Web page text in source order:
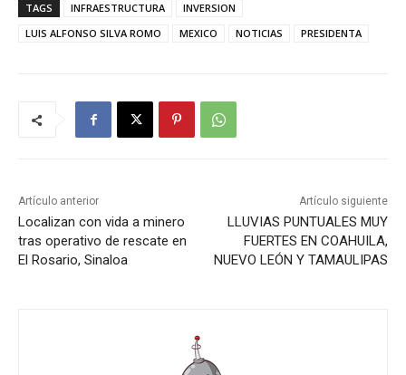
TAGS INFRAESTRUCTURA
INVERSION
LUIS ALFONSO SILVA ROMO
MEXICO NOTICIAS PRESIDENTA
Artículo anterior
Localizan con vida a minero
tras operativo de rescate en
El Rosario, Sinaloa
Artículo siguiente
LLUVIAS PUNTUALES MUY
FUERTES EN COAHUILA,
NUEVO LEÓN Y TAMAULIPAS